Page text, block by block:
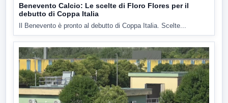
Benevento Calcio: Le scelte di Floro Flores per il
debutto di Coppa Italia
Il Benevento è pronto al debutto di Coppa Italia. Scelte...